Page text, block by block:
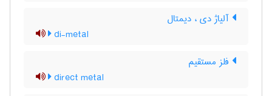
آلیاژ دی ، دیمتال
di-metal
فلز مستقیم
direct metal